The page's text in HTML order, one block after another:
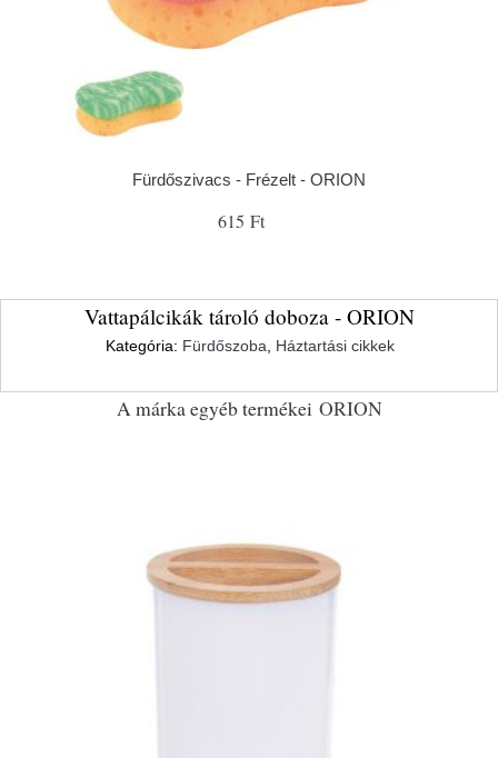
Fürdőszivacs - Frézelt - ORION
615 Ft
Vattapálcikák tároló doboza - ORION
Kategória: Fürdőszoba Háztartási cikkek
A márka egyéb termékei ORION